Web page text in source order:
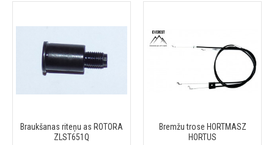
Braukšanas riteņu as ROTORA
ZLST651Q
Bremžu trose HORTMASZ
HORTUS